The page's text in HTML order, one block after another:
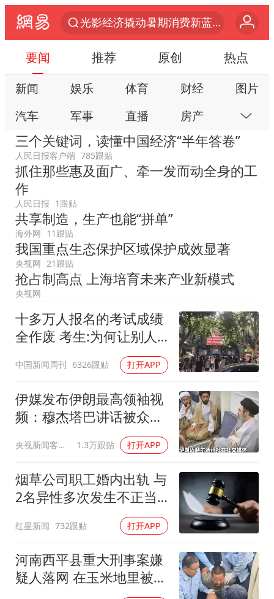
光影经济撬动暑期消费新蓝海
《欢迎来龙餐馆》口碑
情侣在平潭拍日出时坠崖致一死一伤
酒店花洒现排泄物住客索赔遭拒
老挝国会主席赛宋蓬逝世
购飞机票7分钟后退票被扣2022元
泰国初中生饮弹自尽前开了26枪
央视新主播李秋莹孙亚鹏亮相
夏日经济乘“热”而上 消费市场向“新”而行
36岁男演员成景区NPC后人气爆棚
乐享全民健身 共筑健康中国
要闻 推荐 原创 热点
新闻 娱乐 体育 财经
图片
汽车
军事 直播 房产
科技
公益
视频 手机 数码
本地
网易号
时尚 家居 跟贴
游戏
教育
公开课
艺术
双创 数字藏品
三个关键词，读懂中国经济“半年答卷”
人民日报客户端 785跟贴
抓住那些惠及面广、牵一发而动全身的工
作
人民日报 1跟贴
共享制造，生产也能“拼单”
海外网 11跟贴
我国重点生态保护区域保护成效显著
央视网 21跟贴
抢占制高点 上海培育未来产业新模式
央视网
十多万人报名的考试成绩
全作废 考生:为何让别人
中国新闻周刊 6326跟贴 打开APP
伊媒发布伊朗最高领袖视
频：穆杰塔巴讲话被众人
央视新闻客户端 1.3万跟贴 打开APP
烟草公司职工婚内出轨 与
2名异性多次发生不正当
红星新闻 732跟贴 打开APP
河南西平县重大刑事案嫌
疑人落网 在玉米地里被抓